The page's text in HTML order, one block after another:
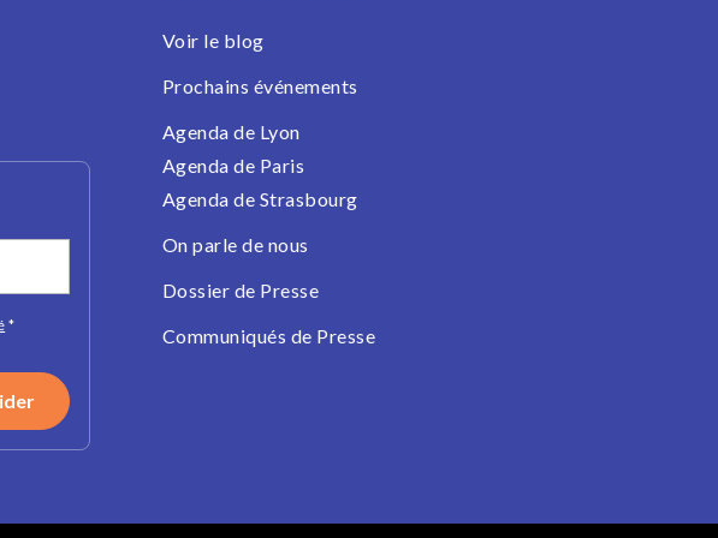
*
Voir le blog
Prochains événements
Agenda de Lyon
Agenda de Paris
Agenda de Strasbourg
On parle de nous
Dossier de Presse
Communiqués de Presse